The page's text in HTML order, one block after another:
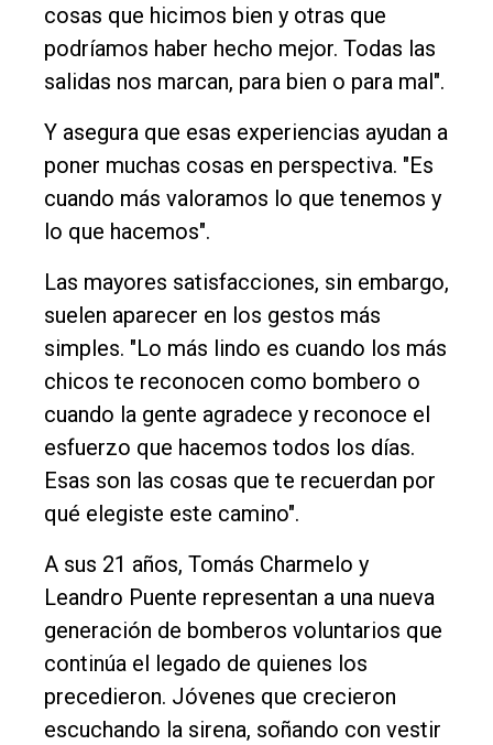
cosas que hicimos bien y otras que
podríamos haber hecho mejor. Todas las
salidas nos marcan, para bien o para mal".
Y asegura que esas experiencias ayudan a
poner muchas cosas en perspectiva. "Es
cuando más valoramos lo que tenemos y
lo que hacemos".
Las mayores satisfacciones, sin embargo,
suelen aparecer en los gestos más
simples. "Lo más lindo es cuando los más
chicos te reconocen como bombero o
cuando la gente agradece y reconoce el
esfuerzo que hacemos todos los días.
Esas son las cosas que te recuerdan por
qué elegiste este camino".
A sus 21 años, Tomás Charmelo y
Leandro Puente representan a una nueva
generación de bomberos voluntarios que
continúa el legado de quienes los
precedieron. Jóvenes que crecieron
escuchando la sirena, soñando con vestir